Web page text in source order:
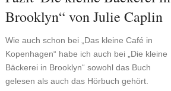
Brooklyn“ von Julie Caplin
Wie auch schon bei „Das kleine Café in
Kopenhagen“ habe ich auch bei „Die kleine
Bäckerei in Brooklyn“ sowohl das Buch
gelesen als auch das Hörbuch gehört.